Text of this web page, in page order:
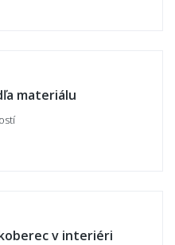
koberec pod
materiálu
v interiéri